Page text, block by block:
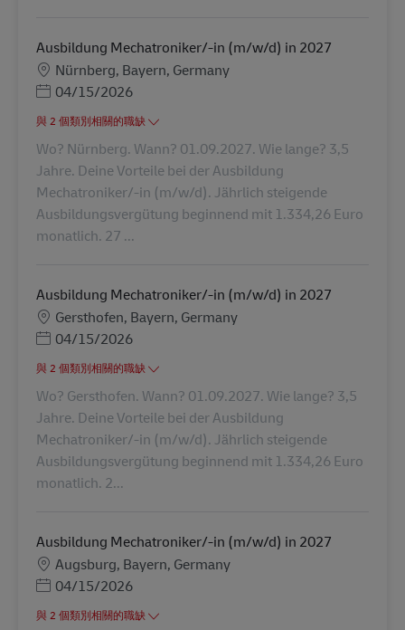
Ausbildung Mechatroniker/-in (m/w/d) in 2027
地點Nürnberg, Bayern, Germany
Posted Date
04/15/2026
與 2 個類別相關的職缺
Wo? Nürnberg. Wann? 01.09.2027. Wie lange? 3,5
Jahre. Deine Vorteile bei der Ausbildung
Mechatroniker/-in (m/w/d). Jährlich steigende
Ausbildungsvergütung beginnend mit 1.334,26 Euro
monatlich. 27 ...
Ausbildung Mechatroniker/-in (m/w/d) in 2027
地點Gersthofen, Bayern, Germany
Posted Date
04/15/2026
與 2 個類別相關的職缺
Wo? Gersthofen. Wann? 01.09.2027. Wie lange? 3,5
Jahre. Deine Vorteile bei der Ausbildung
Mechatroniker/-in (m/w/d). Jährlich steigende
Ausbildungsvergütung beginnend mit 1.334,26 Euro
monatlich. 2...
Ausbildung Mechatroniker/-in (m/w/d) in 2027
地點Augsburg, Bayern, Germany
Posted Date
04/15/2026
與 2 個類別相關的職缺